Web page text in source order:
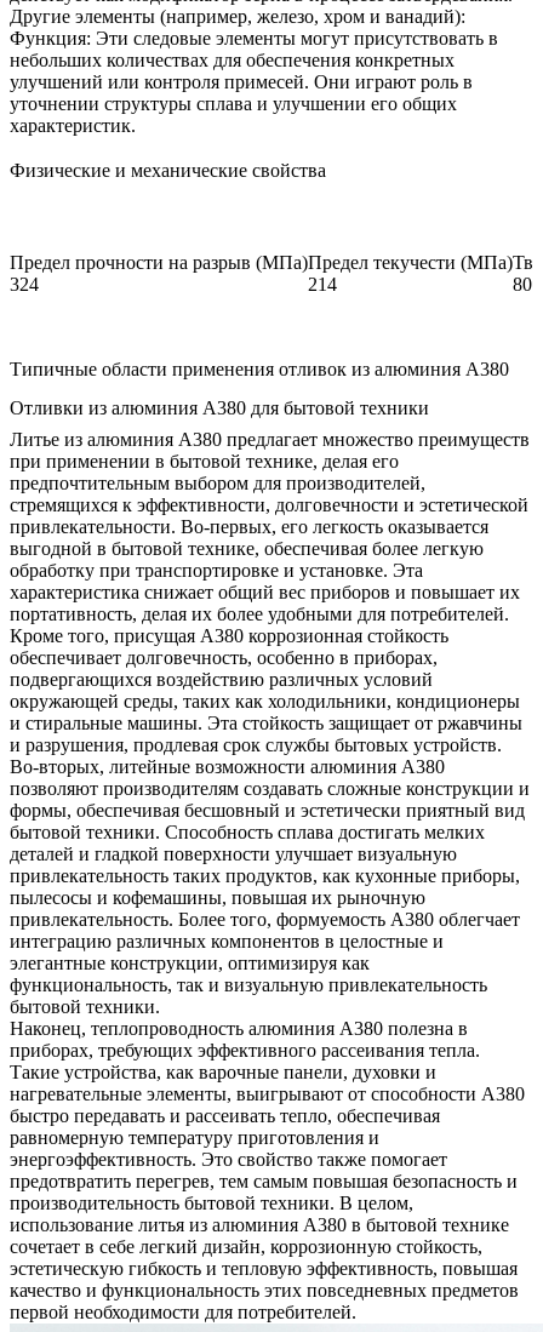
Другие элементы (например, железо, хром и ванадий):
Функция: Эти следовые элементы могут присутствовать в
небольших количествах для обеспечения конкретных
улучшений или контроля примесей. Они играют роль в
уточнении структуры сплава и улучшении его общих
характеристик.
Физические и механические свойства
Предел прочности на разрыв (МПа)Предел текучести (МПа)
324
214 80
Типичные области применения отливок из алюминия A380
Отливки из алюминия A380 для бытовой техники
Литье из алюминия A380 предлагает множество преимуществ
при применении в бытовой технике, делая его
предпочтительным выбором для производителей,
стремящихся к эффективности, долговечности и эстетической
привлекательности. Во-первых, его легкость оказывается
выгодной в бытовой технике, обеспечивая более легкую
обработку при транспортировке и установке. Эта
характеристика снижает общий вес приборов и повышает их
портативность, делая их более удобными для потребителей.
Кроме того, присущая A380 коррозионная стойкость
обеспечивает долговечность, особенно в приборах,
подвергающихся воздействию различных условий
окружающей среды, таких как холодильники, кондиционеры
и стиральные машины. Эта стойкость защищает от ржавчины
и разрушения, продлевая срок службы бытовых устройств.
Во-вторых, литейные возможности алюминия A380
позволяют производителям создавать сложные конструкции и
формы, обеспечивая бесшовный и эстетически приятный вид
бытовой техники. Способность сплава достигать мелких
деталей и гладкой поверхности улучшает визуальную
привлекательность таких продуктов, как кухонные приборы,
пылесосы и кофемашины, повышая их рыночную
привлекательность. Более того, формуемость A380 облегчает
интеграцию различных компонентов в целостные и
элегантные конструкции, оптимизируя как
функциональность, так и визуальную привлекательность
бытовой техники.
Наконец, теплопроводность алюминия A380 полезна в
приборах, требующих эффективного рассеивания тепла.
Такие устройства, как варочные панели, духовки и
нагревательные элементы, выигрывают от способности A380
быстро передавать и рассеивать тепло, обеспечивая
равномерную температуру приготовления и
энергоэффективность. Это свойство также помогает
предотвратить перегрев, тем самым повышая безопасность и
производительность бытовой техники. В целом,
использование литья из алюминия A380 в бытовой технике
сочетает в себе легкий дизайн, коррозионную стойкость,
эстетическую гибкость и тепловую эффективность, повышая
качество и функциональность этих повседневных предметов
первой необходимости для потребителей.